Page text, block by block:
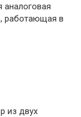
работающая в
из двух